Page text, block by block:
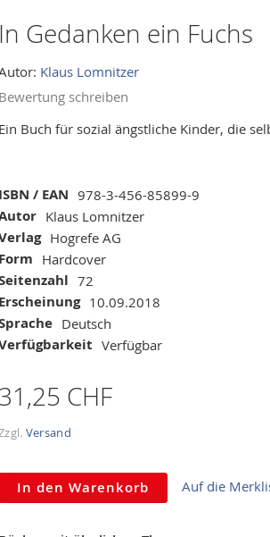
In Gedanken ein Fuchs
Klaus Lomnitzer
Bewertung schreiben
Ein Buch für sozial ängstliche Kinder, die
Mehr
ISBN / EAN 978-3-456-85899-9
Klaus Lomnitzer
Hogrefe AG
Form Hardcover
72
Erscheinung 10.09.2018
Deutsch
Verfügbar
31,25 CHF
Versand
In den Warenkorb Auf die